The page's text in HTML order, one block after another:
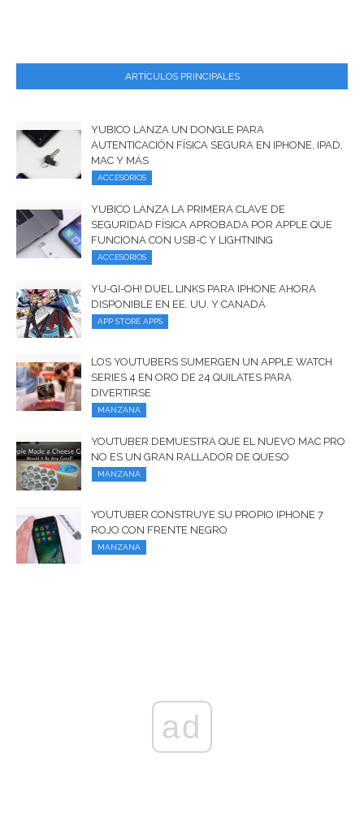
ARTÍCULOS PRINCIPALES
YUBICO LANZA UN DONGLE PARA
AUTENTICACIÓN FÍSICA SEGURA EN IPHONE, IPAD,
MAC Y MÁS
ACCESORIOS
YUBICO LANZA LA PRIMERA CLAVE DE
SEGURIDAD FÍSICA APROBADA POR APPLE QUE
FUNCIONA CON USB-C Y LIGHTNING
ACCESORIOS
YU-GI-OH! DUEL LINKS PARA IPHONE AHORA
DISPONIBLE EN EE. UU. Y CANADÁ
APP STORE APPS
LOS YOUTUBERS SUMERGEN UN APPLE WATCH
SERIES 4 EN ORO DE 24 QUILATES PARA
DIVERTIRSE
MANZANA
YOUTUBER DEMUESTRA QUE EL NUEVO MAC PRO
NO ES UN GRAN RALLADOR DE QUESO
MANZANA
YOUTUBER CONSTRUYE SU PROPIO IPHONE 7
ROJO CON FRENTE NEGRO
MANZANA
ad